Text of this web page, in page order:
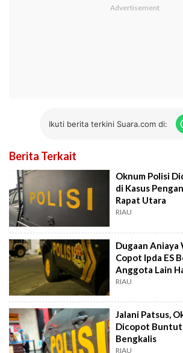
Ikuti berita terkini Suara.com di:
Berita Terkait
Oknum Polisi
di Kasus
Rapat Utara
RIAU
Dugaan Aniaya
Copot Ipda ES
Anggota Lain
RIAU
Jalani Patsus,
Dicopot Buntut
Bengkalis
RIAU